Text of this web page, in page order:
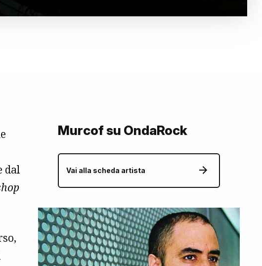
dal
Murcof su OndaRock
Vai alla scheda artista